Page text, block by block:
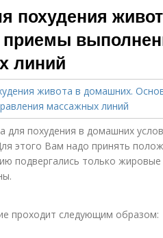
похудения
линий
для похудения в домашних
этого Вам надо принять
подвергались только
проходит следующим образом: